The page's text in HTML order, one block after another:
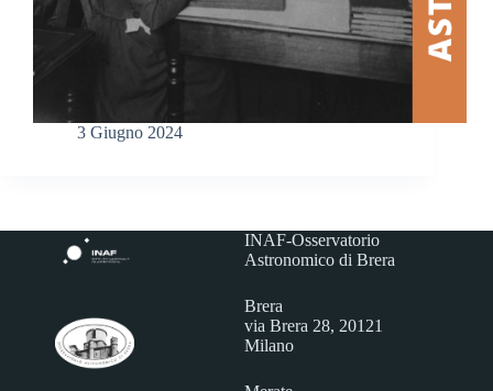
3 Giugno 2024
INAF-Osservatorio
Astronomico di Brera
Brera
via Brera 28, 20121
Milano